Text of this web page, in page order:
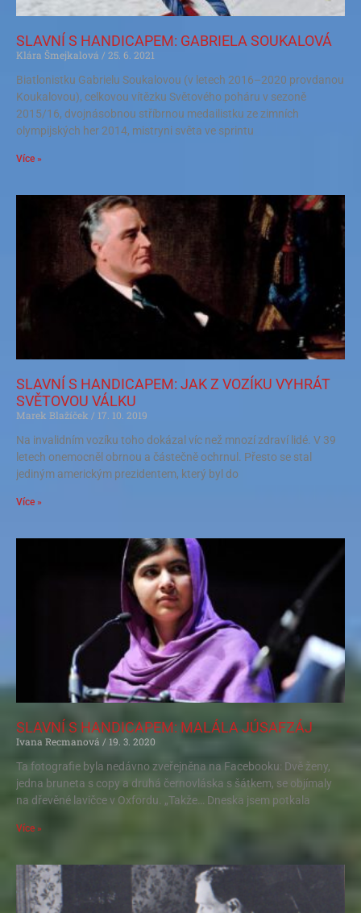
SLAVNÍ S HANDICAPEM: GABRIELA SOUKALOVÁ
Klára Šmejkalová
25. 6. 2021
Biatlonistku Gabrielu Soukalovou (v letech 2016–2020 provdanou
Koukalovou), celkovou vítězku Světového poháru v sezoně
2015/16, dvojnásobnou stříbrnou medailistku ze zimních
olympijských her 2014, mistryni světa ve sprintu
Více »
SLAVNÍ S HANDICAPEM: JAK Z VOZÍKU VYHRÁT
SVĚTOVOU VÁLKU
Marek Blažíček
17. 10. 2019
Na invalidním vozíku toho dokázal víc než mnozí zdraví lidé. V 39
letech onemocněl obrnou a částečně ochrnul. Přesto se stal
jediným americkým prezidentem, který byl do
Více »
SLAVNÍ S HANDICAPEM: MALÁLA JÚSAFZÁJ
Ivana Recmanová
19. 3. 2020
Ta fotografie byla nedávno zveřejněna na Facebooku: Dvě ženy,
jedna bruneta s copy a druhá černovláska s šátkem, se objímaly
na dřevěné lavičce v Oxfordu. „Takže… Dneska jsem potkala
Více »